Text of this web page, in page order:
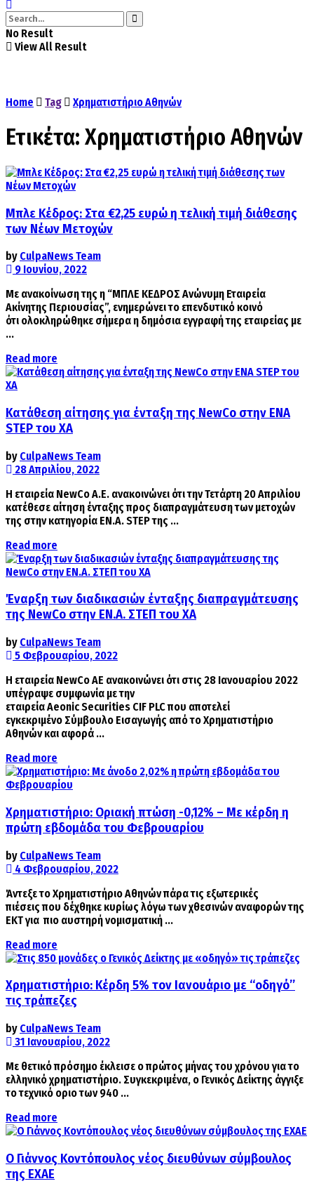
No Result
View All Result
Home Tag Χρηματιστήριο Αθηνών
Ετικέτα: Χρηματιστήριο Αθηνών
Μπλε Κέδρος: Στα €2,25 ευρώ η τελική τιμή διάθεσης
των Νέων Μετοχών
by CulpaNews Team
9 Ιουνίου, 2022
Με ανακοίνωση της η “ΜΠΛΕ ΚΕΔΡΟΣ Ανώνυμη Εταιρεία
Ακίνητης Περιουσίας”, ενημερώνει το επενδυτικό κοινό
ότι ολοκληρώθηκε σήμερα η δημόσια εγγραφή της εταιρείας με
...
Read more
Κατάθεση αίτησης για ένταξη της NewCo στην ΕΝΑ
STEP του ΧA
by CulpaNews Team
28 Απριλίου, 2022
Η εταιρεία NewCo Α.Ε. ανακοινώνει ότι την Τετάρτη 20 Απριλίου
κατέθεσε αίτηση ένταξης προς διαπραγμάτευση των μετοχών
της στην κατηγορία ΕΝ.Α. STEP της ...
Read more
Έναρξη των διαδικασιών ένταξης διαπραγμάτευσης
της NewCo στην ΕΝ.Α. ΣΤΕΠ του ΧΑ
by CulpaNews Team
5 Φεβρουαρίου, 2022
Η εταιρεία NewCo ΑΕ ανακοινώνει ότι στις 28 Ιανουαρίου 2022
υπέγραψε συμφωνία με την
εταιρεία Aeonic Securities CIF PLC που αποτελεί
εγκεκριμένο Σύμβουλο Εισαγωγής από το Χρηματιστήριο
Αθηνών και αφορά ...
Read more
Χρηματιστήριο: Οριακή πτώση -0,12% – Με κέρδη η
πρώτη εβδομάδα του Φεβρουαρίου
by CulpaNews Team
4 Φεβρουαρίου, 2022
Άντεξε το Χρηματιστήριο Αθηνών πάρα τις εξωτερικές
πιέσεις που δέχθηκε κυρίως λόγω των χθεσινών αναφορών της
ΕΚΤ για πιο αυστηρή νομισματική ...
Read more
Χρηματιστήριο: Κέρδη 5% τον Ιανουάριο με “οδηγό”
τις τράπεζες
by CulpaNews Team
31 Ιανουαρίου, 2022
Με θετικό πρόσημο έκλεισε ο πρώτος μήνας του χρόνου για το
ελληνικό χρηματιστήριο. Συγκεκριμένα, ο Γενικός Δείκτης άγγιξε
το τεχνικό οριο των 940 ...
Read more
Ο Γιάννος Κοντόπουλος νέος διευθύνων σύμβουλος
της ΕΧΑΕ